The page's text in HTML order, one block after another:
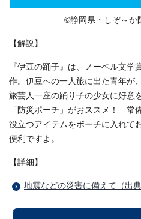
©静岡県・しぞ～か
【解説】
『伊豆の踊子』は、ノーベル文学
作。伊豆への一人旅に出た青年が
旅芸人一座の踊り子の少女に好意
「防災ポーチ」がおススメ！ 常
役立つアイテムをボーチに入れて
便利ですよ。
【詳細】
地震などの災害に備えて（出典